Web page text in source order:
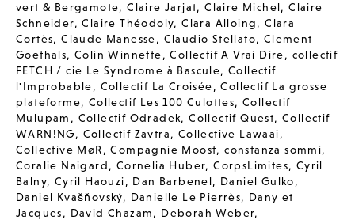
vert & Bergamote,Claire Jarjat,Claire Michel,Claire
Schneider,Claire Théodoly,Clara Alloing,Clara
Cortès,Claude Manesse, Claudio Stellato, Clement
Goethals,Colin Winnette,Collectif A Vrai Dire, collectif
FETCH / cie Le Syndrome à Bascule,Collectif
l'Improbable, Collectif La Croisée,Collectif La grosse
plateforme, Collectif Les 100 Culottes,Collectif
Mulupam , Collectif Odradek,Collectif Quest,Collectif
WARN!NG, Collectif Zavtra, Collective Lawaai,
Collective MøR,Compagnie Moost,constanza sommi,
Coralie Naigard, Cornelia Huber,CorpsLimites, Cyril
Balny, Cyril Haouzi, Dan Barbenel, Daniel Gulko,
Daniel Kvašňovský, Danielle Le Pierrès, Dany et
Jacques, David Chazam, Deborah Weber,